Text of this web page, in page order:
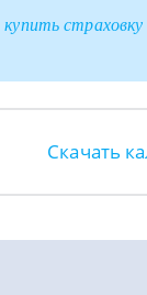
купить
Скачать